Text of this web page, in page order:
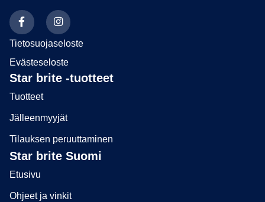
Tietosuojaseloste
Evästeseloste
Star brite -tuotteet
Tuotteet
Jälleenmyyjät
Tilauksen peruuttaminen
Star brite Suomi
Etusivu
Ohjeet ja vinkit